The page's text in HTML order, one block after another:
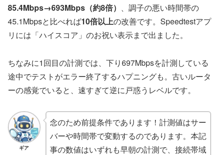
85.4Mbps→693Mbps（約8倍） 、調子の悪い時間帯の
45.1Mbpsと比べれば10倍以上の改善です。Speedtestアプ
リには「ハイスコア」のお祝い表示まで出ました。
ちなみに1回目の計測では、下り697Mbpsを計測している
途中でテストがエラー終了するハプニングも。古いルータ
ーの感覚でいると、速すぎて逆に戸惑うレベルです。
ギア
念のため前提条件であります！計測値はサー
バーや時間帯で変動するのであります。本記
事の数値はいずれも早朝の計測で、接続帯域